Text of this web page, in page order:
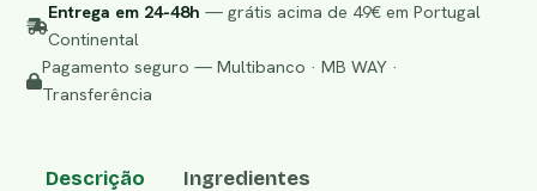
Entrega em 24-48h — grátis acima de 49€ em Portugal
Continental
Pagamento seguro — Multibanco · MB WAY ·
Transferência
Descrição Ingredientes